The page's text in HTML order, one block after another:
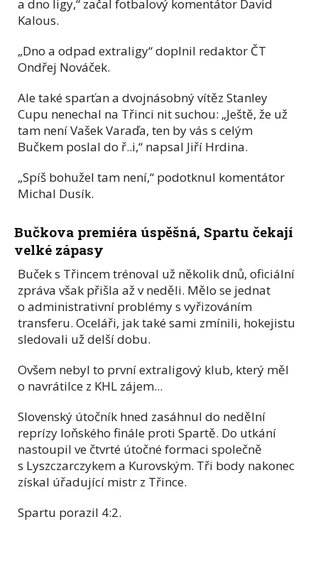
a dno ligy,“ začal fotbalový komentátor David
Kalous.
„Dno a odpad extraligy“ doplnil redaktor ČT
Ondřej Nováček.
Ale také sparťan a dvojnásobný vítěz Stanley
Cupu nenechal na Třinci nit suchou: „Ještě, že už
tam není Vašek Varaďa, ten by vás s celým
Bučkem poslal do ř..i,“ napsal Jiří Hrdina.
„Spíš bohužel tam není,“ podotknul komentátor
Michal Dusík.
Bučkova premiéra úspěšná, Spartu čekají
velké zápasy
Buček s Třincem trénoval už několik dnů, oficiální
zpráva však přišla až v neděli. Mělo se jednat
o administrativní problémy s vyřizováním
transferu. Oceláři, jak také sami zmínili, hokejistu
sledovali už delší dobu.
Ovšem nebyl to první extraligový klub, který měl
o navrátilce z KHL zájem...
Slovenský útočník hned zasáhnul do nedělní
reprízy loňského finále proti Spartě. Do utkání
nastoupil ve čtvrté útočné formaci společně
s Lyszczarczykem a Kurovským. Tři body nakonec
získal úřadující mistr z Třince.
Spartu porazil 4:2.